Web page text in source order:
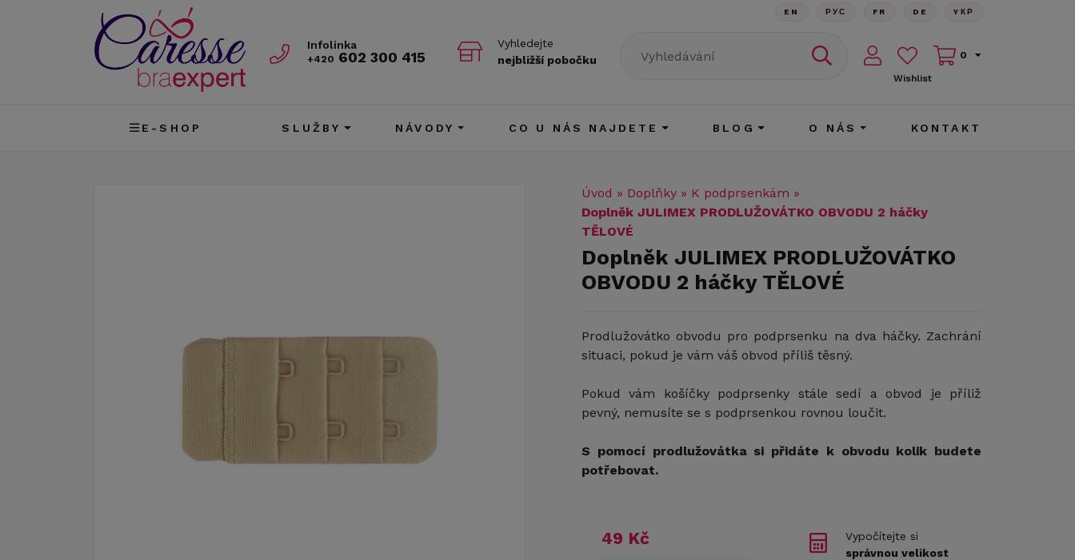
Infolinka
+420 602 300 415
Vyhledejte
nejbližší pobočku
EN РУС FR DE YКР
Wishlist
0
E-SHOP SLUŽBY NÁVODY CO U NÁS NAJDETE BLOG O NÁS KONTAKT
Úvod » Doplňky » K podprsenkám »
Doplněk JULIMEX PRODLUŽOVÁTKO OBVODU 2 háčky
TĚLOVÉ
Doplněk JULIMEX PRODLUŽOVÁTKO
OBVODU 2 háčky TĚLOVÉ
Prodlužovátko obvodu pro podprsenku na dva háčky. Zachrání
situaci, pokud je vám váš obvod příliš těsný.
Pokud vám košíčky podprsenky stále sedí a obvod je příliž
pevný, nemusíte se s podprsenkou rovnou loučit.
S pomocí prodlužovátka si přidáte k obvodu kolik budete
potřebovat.
49 Kč
Vypočítejte si
správnou velikost